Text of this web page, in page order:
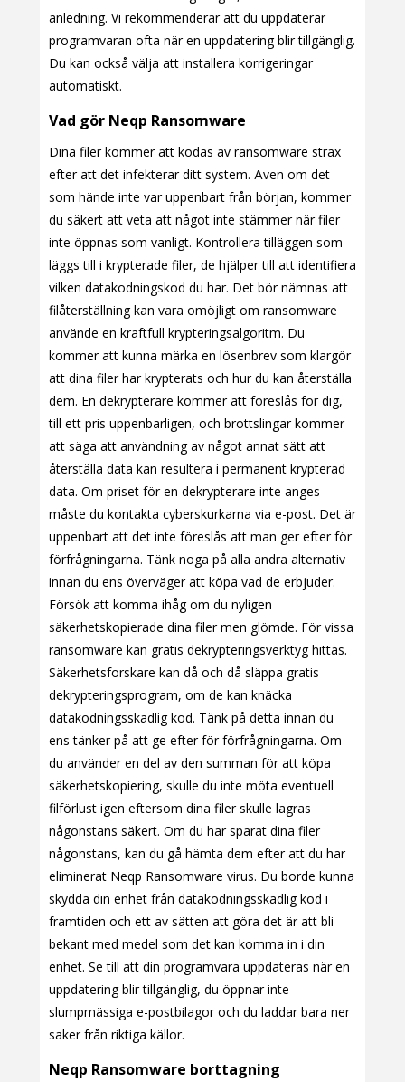
anledning. Vi rekommenderar att du uppdaterar
programvaran ofta när en uppdatering blir tillgänglig.
Du kan också välja att installera korrigeringar
automatiskt.
Vad gör Neqp Ransomware
Dina filer kommer att kodas av ransomware strax
efter att det infekterar ditt system. Även om det
som hände inte var uppenbart från början, kommer
du säkert att veta att något inte stämmer när filer
inte öppnas som vanligt. Kontrollera tilläggen som
läggs till i krypterade filer, de hjälper till att identifiera
vilken datakodningskod du har. Det bör nämnas att
filåterställning kan vara omöjligt om ransomware
använde en kraftfull krypteringsalgoritm. Du
kommer att kunna märka en lösenbrev som klargör
att dina filer har krypterats och hur du kan återställa
dem. En dekrypterare kommer att föreslås för dig,
till ett pris uppenbarligen, och brottslingar kommer
att säga att användning av något annat sätt att
återställa data kan resultera i permanent krypterad
data. Om priset för en dekrypterare inte anges
måste du kontakta cyberskurkarna via e-post. Det är
uppenbart att det inte föreslås att man ger efter för
förfrågningarna. Tänk noga på alla andra alternativ
innan du ens överväger att köpa vad de erbjuder.
Försök att komma ihåg om du nyligen
säkerhetskopierade dina filer men glömde. För vissa
ransomware kan gratis dekrypteringsverktyg hittas.
Säkerhetsforskare kan då och då släppa gratis
dekrypteringsprogram, om de kan knäcka
datakodningsskadlig kod. Tänk på detta innan du
ens tänker på att ge efter för förfrågningarna. Om
du använder en del av den summan för att köpa
säkerhetskopiering, skulle du inte möta eventuell
filförlust igen eftersom dina filer skulle lagras
någonstans säkert. Om du har sparat dina filer
någonstans, kan du gå hämta dem efter att du har
eliminerat Neqp Ransomware virus. Du borde kunna
skydda din enhet från datakodningsskadlig kod i
framtiden och ett av sätten att göra det är att bli
bekant med medel som det kan komma in i din
enhet. Se till att din programvara uppdateras när en
uppdatering blir tillgänglig, du öppnar inte
slumpmässiga e-postbilagor och du laddar bara ner
saker från riktiga källor.
Neqp Ransomware borttagning